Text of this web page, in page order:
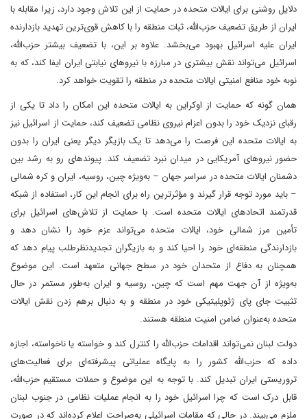
دلایل روشنی برای ایالات متحده در حمایت از این تلاش وجود دارد، زیرا مقابله با
ایران از طریق تضعیف حزب‌الله، ثبات منطقه را با کاهش قوی‌ترین تهدید بازدارنده
ایران علیه اسرائیل بهبود می‌بخشد. علاوه بر این، با تضعیف بیشتر حزب‌الله،
اسرائیل می‌تواند نقش بیشتری در مبارزه با نیروهای نیابتی ایران ایفا کند، که به
نوبه خود منافع امنیتی ایالات متحده در منطقه را تقویت خواهد کرد.
همان گونه که حمایت از اوکراین به ایالات متحده این امکان را داد تا یکی از
رقبای نزدیک خود را بدون اعزام نیروی نظامی تضعیف کند، حمایت از اسرائیل نیز
به ایالات متحده این فرصت را می‌دهد تا یک بازیگر دیگر یعنی ایران را بدون
حضور نیروهای آمریکایی در میدان نبرد تضعیف کند. پیوندهای رو به رشد بین
دشمنان ایالات متحده در سراسر جهان – به‌ویژه چین، روسیه، ایران و کره شمالی
– باید مورد توجه قرار گیرند و مؤثرترین راه برای انجام این کار، استفاده از شبکه
قدرتمند اتحادهای ایالات متحده است. با حمایت از تلاش‌های اسرائیل برای
تأمین مرز شمالی خود، ایالات متحده می‌تواند عزم خود را نشان دهد و
بازدارندگی منطقه‌ای خود را احیا کند و به بازیگران تجدیدنظرطلب پیام دهد که
همچنان به دفاع از متحدان خود در سطح جهانی متعهد است. این موضوع
به‌ویژه از آن جهت مهم است که چین، روسیه و ایران به‌طور مستمر در حال
تثبیت جای پای ژئوپلیتیکی خود در منطقه و به دنبال برهم زدن نقش ایالات
متحده به‌عنوان ضامن امنیت منطقه‌ هستند.
دولت لبنان نمی‌تواند اقدامات حزب‌الله را کنترل کند و خواسته یا ناخواسته، اجازه
داده که حزب‌الله کشور را به پایگاه عملیاتی پیشرفته‌ای برای فعالیت‌های
تروریستی ایران تبدیل کند. با توجه به این موضوع و حملات مستقیم حزب‌الله،
قابل درک است که چرا اسرائیل خود را به انجام عملیات نظامی در جنوب لبنان
ملزم می‌بیند. در حالی که مقامات اسرائیلی به‌صراحت اعلام کرده‌اند که در صورت